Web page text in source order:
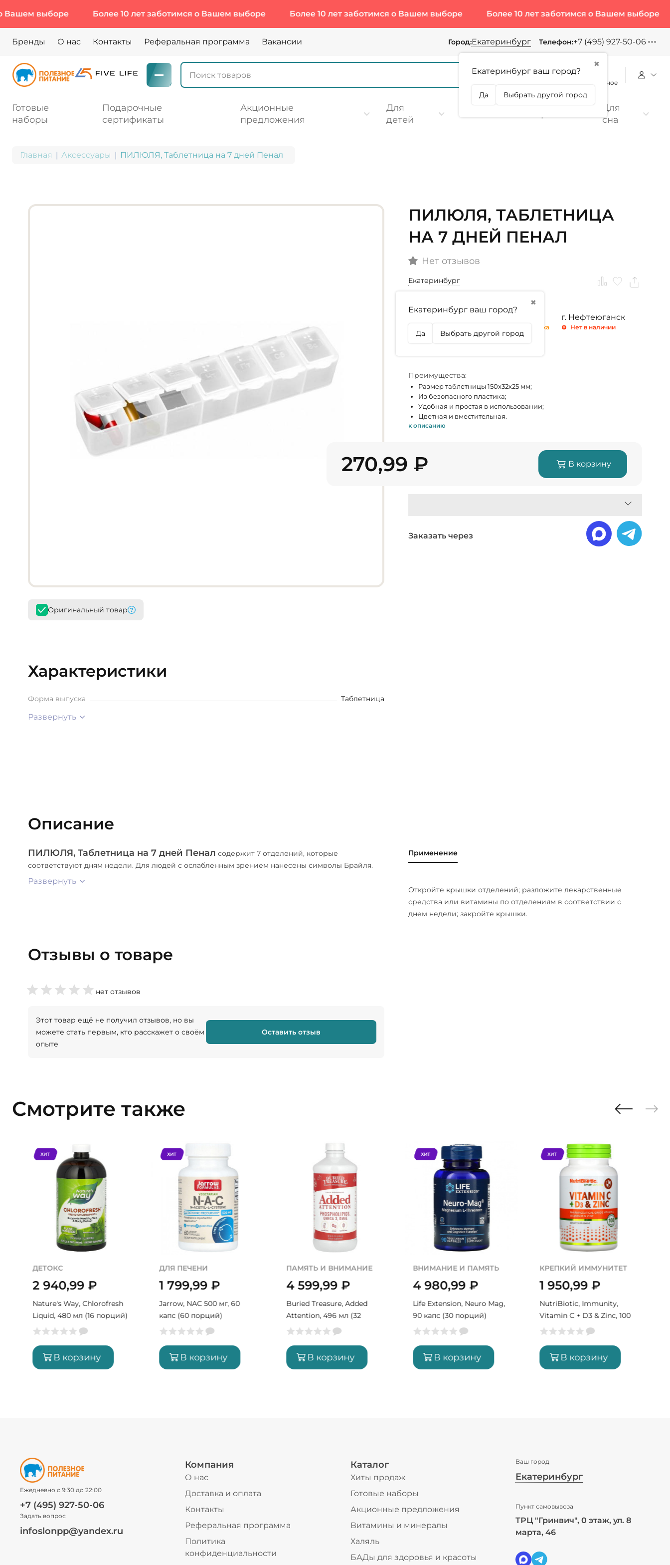
выборе Более 10 лет заботимся о Вашем выборе Более 10 лет заботимся о Вашем выборе Более 10 лет заботимся о Вашем выборе
Бренды О нас Контакты Реферальная программа Вакансии Город:Екатеринбург
✖
Екатеринбург ваш город?
Да Выбрать другой город
Телефон:+7 (495) 927-50-06
Избранное
Готовые
наборы
Подарочные
сертификаты
Акционные
предложения
Для
детей
Для
сна
Главная Аксессуары ПИЛЮЛЯ, Таблетница на 7 дней Пенал
Оригинальный товар
ПИЛЮЛЯ, ТАБЛЕТНИЦА
НА 7 ДНЕЙ ПЕНАЛ
Нет отзывов
Екатеринбург
✖
Екатеринбург ваш город?
Да Выбрать другой город
г. Екатеринбург г. Тюмень
Осталась 1 штука
г. Нефтеюганск
Нет в наличии
Преимущества:
Размер таблетницы 150х32х25 мм;
Из безопасного пластика;
Удобная и простая в использовании;
Цветная и вместительная.
к описанию
270,99 ₽ В корзину
Заказать через
Характеристики
Форма выпуска Таблетница
Развернуть
Описание
ПИЛЮЛЯ, Таблетница на 7 дней Пенал содержит 7 отделений, которые
соответствуют дням недели. Для людей с ослабленным зрением нанесены символы Брайля.
Развернуть
Применение
Откройте крышки отделений; разложите лекарственные
средства или витамины по отделениям в соответствии с
днем недели; закройте крышки.
Отзывы о товаре
нет отзывов
Этот товар ещё не получил отзывов, но вы
можете стать первым, кто расскажет о своём
опыте
Оставить отзыв
Смотрите также
ХИТ
ДЕТОКС
2 940,99₽
Nature's Way, Chlorofresh
Liquid, 480 мл (16 порций)
В корзину
ХИТ
ДЛЯ ПЕЧЕНИ
1 799,99₽
Jarrow, NAC 500 мг, 60
капс (60 порций)
В корзину
ПАМЯТЬ И ВНИМАНИЕ
4 599,99 ₽
Buried Treasure, Added
Attention, 496 мл (32
порции)
В корзину
ХИТ
ВНИМАНИЕ И ПАМЯТЬ
4 980,99₽
Life Extension, Neuro Mag,
90 капс (30 порций)
В корзину
ХИТ
КРЕПКИЙ ИММУНИТЕТ
1 950,99₽
NutriBiotic, Immunity,
Vitamin C + D3 & Zinc, 100
капс (50 порций)
В корзину
Ежедневно с 9:30 до 22:00
+7 (495) 927-50-06
Задать вопрос
infoslonpp@yandex.ru
Компания
О нас
Доставка и оплата
Контакты
Реферальная программа
Политика
конфиденциальности
Каталог
Хиты продаж
Готовые наборы
Акционные предложения
Витамины и минералы
Халяль
БАДы для здоровья и красоты
Ваш город
Екатеринбург
Екатеринбург ваш город?
Да Выбрать другой город
Пункт самовывоза
ТРЦ "Гринвич", 0 этаж, ул. 8
марта, 46